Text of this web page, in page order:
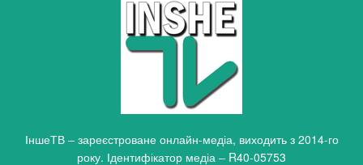
ІншеТВ – зареєстроване онлайн-медіа, виходить з 2014-го
року. Ідентифікатор медіа – R40-05753